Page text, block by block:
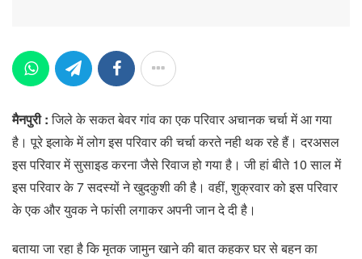
मैनपुरी :जिले के सकत बेवर गांव का एक परिवार अचानक चर्चा में आ गया
है। पूरे इलाके में लोग इस परिवार की चर्चा करते नही थक रहे हैं। दरअसल
इस परिवार में सुसाइड करना जैसे रिवाज हो गया है। जी हां बीते 10 साल में
इस परिवार के 7 सदस्यों ने खुदकुशी की है। वहीं, शुक्रवार को इस परिवार
के एक और युवक ने फांसी लगाकर अपनी जान दे दी है।
बताया जा रहा है कि मृतक जामुन खाने की बात कहकर घर से बहन का